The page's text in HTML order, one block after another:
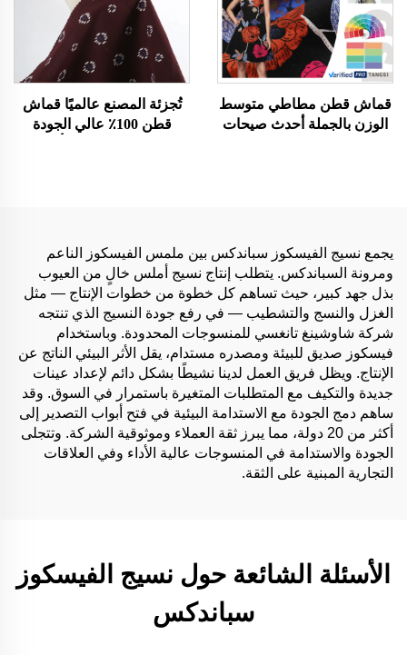
قماش قطن مطاطي متوسط
الوزن بالجملة أحدث صيحات
تُجزئة المصنع عالميًا قماش
قطن 100٪ عالي الجودة
يجمع نسيج الفيسكوز سباندكس بين ملمس الفيسكوز الناعم
ومرونة السباندكس. يتطلب إنتاج نسيج أملس خالٍ من العيوب
بذل جهد كبير، حيث تساهم كل خطوة من خطوات الإنتاج — مثل
الغزل والنسج والتشطيب — في رفع جودة النسيج الذي تنتجه
شركة شاوشينغ تانغسي للمنسوجات المحدودة. وباستخدام
فيسكوز صديق للبيئة ومصدره مستدام، يقل الأثر البيئي الناتج عن
الإنتاج. ويظل فريق العمل لدينا نشيطًا بشكل دائم لإعداد عينات
جديدة والتكيف مع المتطلبات المتغيرة باستمرار في السوق. وقد
ساهم دمج الجودة مع الاستدامة البيئية في فتح أبواب التصدير إلى
أكثر من 20 دولة، مما يبرز ثقة العملاء وموثوقية الشركة. وتتجلى
الجودة والاستدامة في المنسوجات عالية الأداء وفي العلاقات
التجارية المبنية على الثقة.
الأسئلة الشائعة حول نسيج الفيسكوز
سباندكس